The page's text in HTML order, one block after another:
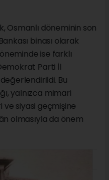
Osmanlı döneminin son
binası olarak
ise farklı
Parti İl
Bu
yalnızca mimari
ve siyasi geçmişine
olmasıyla da önem